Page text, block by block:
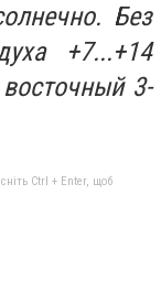
Без
+7...+14
3-
Ctrl + Enter, щоб